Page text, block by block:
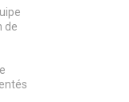
de